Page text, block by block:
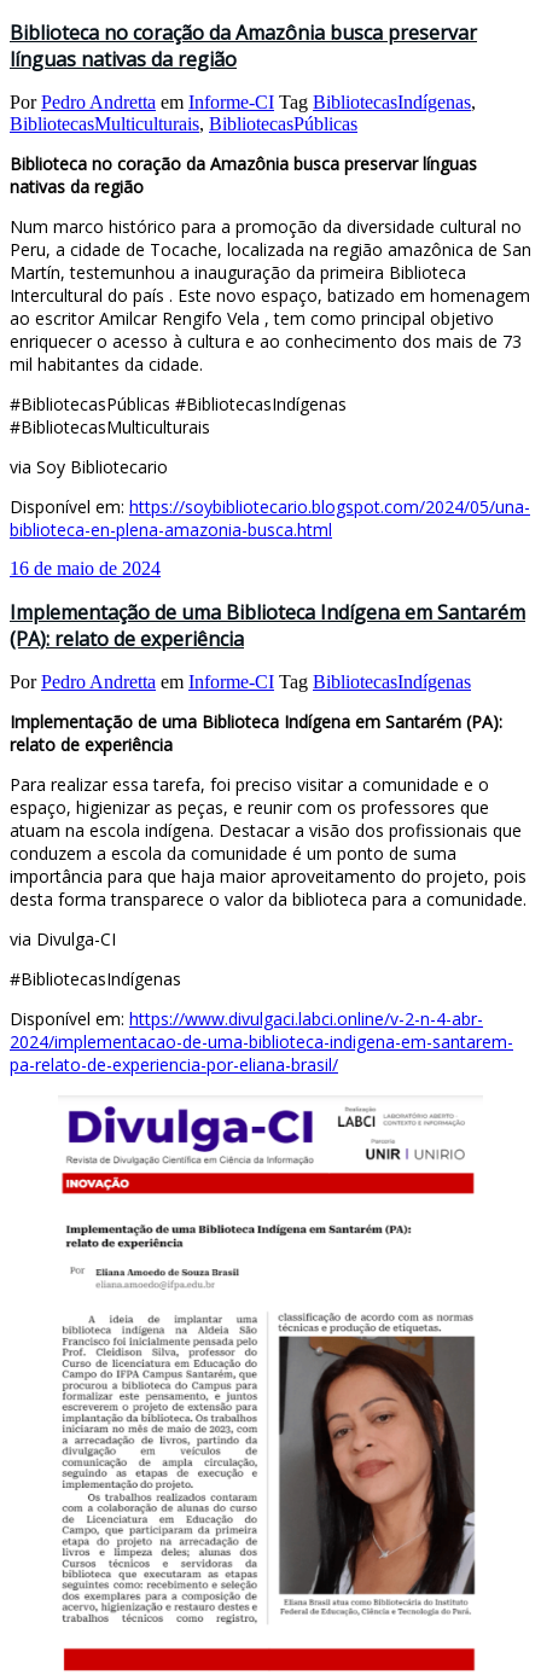
Biblioteca no coração da Amazônia busca preservar
línguas nativas da região
PorPedro Andretta em Informe-CI Tag BibliotecasIndígenas,
BibliotecasMulticulturais, BibliotecasPúblicas
Biblioteca no coração da Amazônia busca preservar línguas
nativas da região
Num marco histórico para a promoção da diversidade cultural no
Peru, a cidade de Tocache, localizada na região amazônica de San
Martín, testemunhou a inauguração da primeira Biblioteca
Intercultural do país . Este novo espaço, batizado em homenagem
ao escritor Amilcar Rengifo Vela , tem como principal objetivo
enriquecer o acesso à cultura e ao conhecimento dos mais de 73
mil habitantes da cidade.
#BibliotecasPúblicas #BibliotecasIndígenas
#BibliotecasMulticulturais
via Soy Bibliotecario
Disponível em: https://soybibliotecario.blogspot.com/2024/05/una-
biblioteca-en-plena-amazonia-busca.html
16 de maio de 2024
Implementação de uma Biblioteca Indígena em Santarém
(PA): relato de experiência
PorPedro Andretta em Informe-CI Tag BibliotecasIndígenas
Implementação de uma Biblioteca Indígena em Santarém (PA):
relato de experiência
Para realizar essa tarefa, foi preciso visitar a comunidade e o
espaço, higienizar as peças, e reunir com os professores que
atuam na escola indígena. Destacar a visão dos profissionais que
conduzem a escola da comunidade é um ponto de suma
importância para que haja maior aproveitamento do projeto, pois
desta forma transparece o valor da biblioteca para a comunidade.
via Divulga-CI
#BibliotecasIndígenas
Disponível em: https://www.divulgaci.labci.online/v-2-n-4-abr-
2024/implementacao-de-uma-biblioteca-indigena-em-santarem-
pa-relato-de-experiencia-por-eliana-brasil/